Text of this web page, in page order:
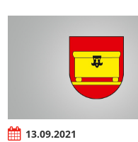
13.09.2021